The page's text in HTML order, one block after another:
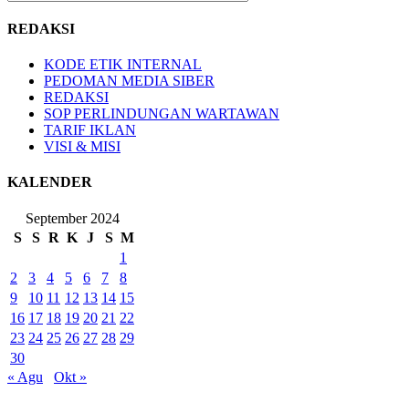
REDAKSI
KODE ETIK INTERNAL
PEDOMAN MEDIA SIBER
REDAKSI
SOP PERLINDUNGAN WARTAWAN
TARIF IKLAN
VISI & MISI
KALENDER
September 2024
S
S R K J S M
1
2
3 4 5 6 7
8
9
10 11 12 13 14 15
16 17 18 19 20 21 22
23 24 25 26 27 28 29
30
« Agu
Okt »